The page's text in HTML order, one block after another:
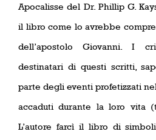
Apocalisse del Dr. Phillip G.
il libro come lo avrebbe
dell’apostolo Giovanni. I
destinatari di questi scritti,
parte degli eventi profetizzati
accaduti durante la loro vita
L’autore farcì il libro di